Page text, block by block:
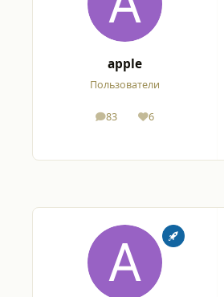
apple
Пользователи
83
сообщения
6
Репутация